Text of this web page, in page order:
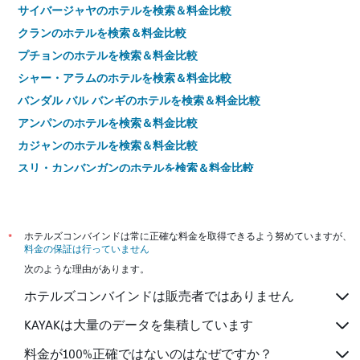
サイバージャヤのホテルを検索＆料金比較
クランのホテルを検索＆料金比較
プチョンのホテルを検索＆料金比較
シャー・アラムのホテルを検索＆料金比較
バンダル バル バンギのホテルを検索＆料金比較
アンパンのホテルを検索＆料金比較
カジャンのホテルを検索＆料金比較
スリ・カンバンガンのホテルを検索＆料金比較
スバン・ジャヤのホテルを検索＆料金比較
フル・ランガッのホテルを検索＆料金比較
バンギのホテルを検索＆料金比較
クアラ スランゴールのホテルを検索＆料金比較
サバッベルナムのホテルを検索＆料金比較
Moribのホテルを検索＆料金比較
*
ホテルズコンバインドは常に正確な料金を取得できるよう努めていますが、
料金の保証は行っていません
次のような理由があります。
ホテルズコンバインドは販売者ではありません
KAYAKは大量のデータを集積しています
料金が100%正確ではないのはなぜですか？